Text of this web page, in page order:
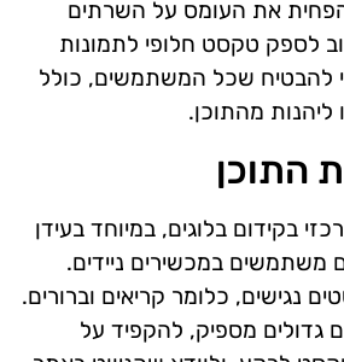
את העומס על השרתים
לספק טקסט חלופי לתמונות
להבטיח שכל המשתמשים, כולל
ליהנות מהתוכן.
התוכן
בקידום בלוגים, במיוחד בעידן
משתמשים במכשירים ניידים.
נגישים, כלומר קריאים וברורים.
גדולים מספיק, להקפיד על